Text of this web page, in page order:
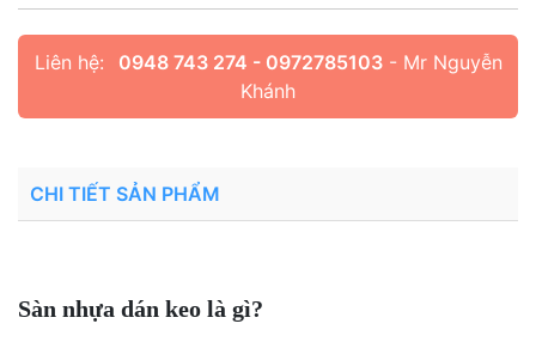
Liên hệ: 0948 743 274 - 0972785103- Mr Nguyễn
Khánh
CHI TIẾT SẢN PHẨM
Sàn nhựa dán keo là gì?